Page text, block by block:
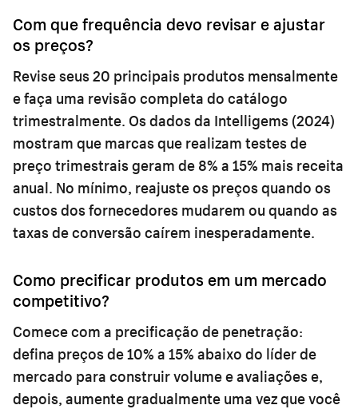
Com que frequência devo revisar e ajustar
os preços?
Revise seus 20 principais produtos mensalmente
e faça uma revisão completa do catálogo
trimestralmente. Os dados da Intelligems (2024)
mostram que marcas que realizam testes de
preço trimestrais geram de 8% a 15% mais receita
anual. No mínimo, reajuste os preços quando os
custos dos fornecedores mudarem ou quando as
taxas de conversão caírem inesperadamente.
Como precificar produtos em um mercado
competitivo?
Comece com a precificação de penetração:
defina preços de 10% a 15% abaixo do líder de
mercado para construir volume e avaliações e,
depois, aumente gradualmente uma vez que você